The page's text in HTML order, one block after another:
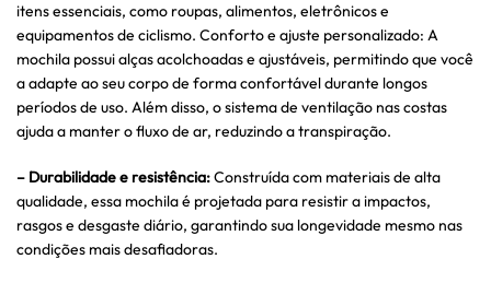
itens essenciais, como roupas, alimentos, eletrônicos e
equipamentos de ciclismo. Conforto e ajuste personalizado: A
mochila possui alças acolchoadas e ajustáveis, permitindo que você
a adapte ao seu corpo de forma confortável durante longos
períodos de uso. Além disso, o sistema de ventilação nas costas
ajuda a manter o fluxo de ar, reduzindo a transpiração.
– Durabilidade e resistência:Construída com materiais de alta
qualidade, essa mochila é projetada para resistir a impactos,
rasgos e desgaste diário, garantindo sua longevidade mesmo nas
condições mais desafiadoras.